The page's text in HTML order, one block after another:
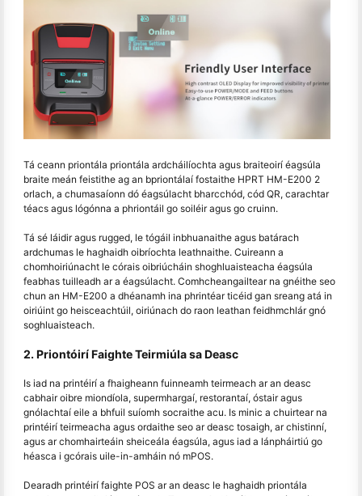
Tá ceann priontála priontála ardcháilíochta agus braiteoirí éagsúla
braite meán feistithe ag an bpriontálaí fostaithe HPRT HM-E200 2
orlach, a chumasaíonn dó éagsúlacht bharcchód, cód QR, carachtar
téacs agus lógónna a phriontáil go soiléir agus go cruinn.
Tá sé láidir agus rugged, le tógáil inbhuanaithe agus batárach
ardchumas le haghaidh oibríochta leathnaithe. Cuireann a
chomhoiriúnacht le córais oibriúcháin shoghluaisteacha éagsúla
feabhas tuilleadh ar a éagsúlacht. Comhcheangailtear na gnéithe seo
chun an HM-E200 a dhéanamh ina phrintéar ticéid gan sreang atá in
oiriúint go heisceachtúil, oiriúnach do raon leathan feidhmchlár gnó
soghluaisteach.
2. Priontóirí Faighte Teirmiúla sa Deasc
Is iad na printéirí a fhaigheann fuinneamh teirmeach ar an deasc
cabhair oibre miondíola, supermhargaí, restorantaí, óstair agus
gnólachtaí eile a bhfuil suíomh socraithe acu. Is minic a chuirtear na
printéirí teirmeacha agus ordaithe seo ar deasc tosaigh, ar chistinní,
agus ar chomhairteáin sheiceála éagsúla, agus iad a lánpháirtiú go
héasca i gcórais uile-in-amháin nó mPOS.
Dearadh printéirí faighte POS ar an deasc le haghaidh priontála